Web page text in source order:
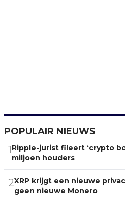
POPULAIR NIEUWS
1Ripple-jurist fileert ‘crypto
miljoen houders
2XRP krijgt een nieuwe
geen nieuwe Monero